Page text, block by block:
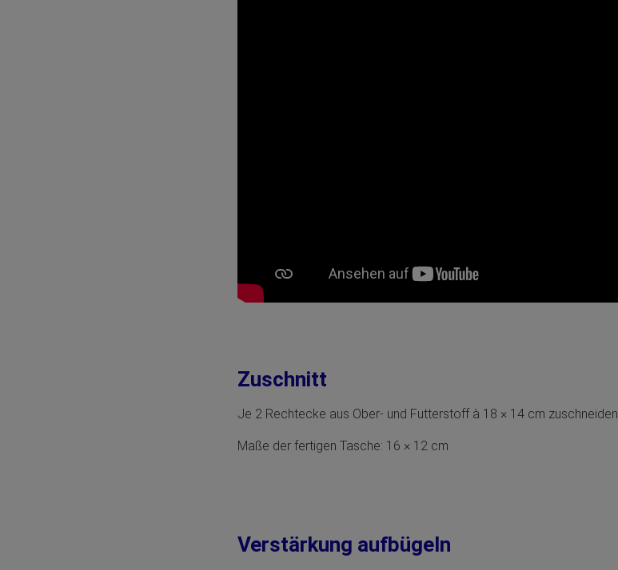
Zuschnitt
Je 2 Rechtecke aus Ober- und Futterstoff à 18 × 14 cm zuschneiden.
Maße der fertigen Tasche: 16 × 12 cm
Verstärkung aufbügeln